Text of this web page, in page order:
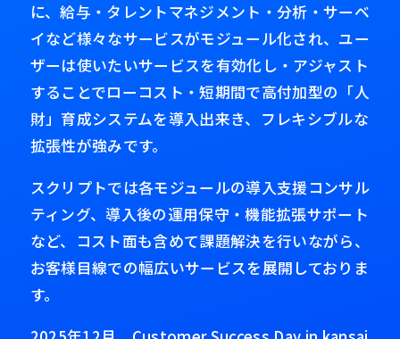
に、給与・タレントマネジメント・分析・サーベ
イなど様々なサービスがモジュール化され、ユー
ザーは使いたいサービスを有効化し・アジャスト
することでローコスト・短期間で高付加型の「人
財」育成システムを導入出来き、フレキシブルな
拡張性が強みです。
スクリプトでは各モジュールの導入支援コンサル
ティング、導入後の運用保守・機能拡張サポート
など、コスト面も含めて課題解決を行いながら、
お客様目線での幅広いサービスを展開しておりま
す。